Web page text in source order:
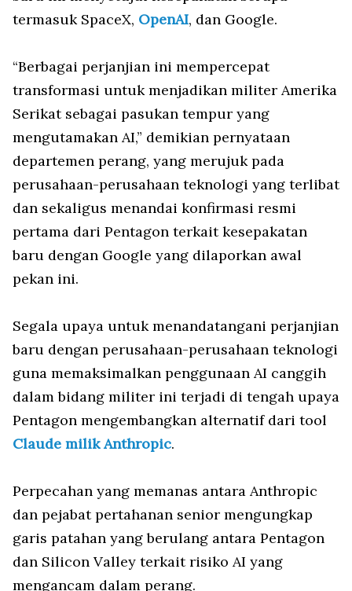
termasuk SpaceX, OpenAI, dan Google.
“Berbagai perjanjian ini mempercepat
transformasi untuk menjadikan militer Amerika
Serikat sebagai pasukan tempur yang
mengutamakan AI,” demikian pernyataan
departemen perang, yang merujuk pada
perusahaan-perusahaan teknologi yang terlibat
dan sekaligus menandai konfirmasi resmi
pertama dari Pentagon terkait kesepakatan
baru dengan Google yang dilaporkan awal
pekan ini.
Segala upaya untuk menandatangani perjanjian
baru dengan perusahaan-perusahaan teknologi
guna memaksimalkan penggunaan AI canggih
dalam bidang militer ini terjadi di tengah upaya
Pentagon mengembangkan alternatif dari tool
Claude milik Anthropic.
Perpecahan yang memanas antara Anthropic
dan pejabat pertahanan senior mengungkap
garis patahan yang berulang antara Pentagon
dan Silicon Valley terkait risiko AI yang
mengancam dalam perang.